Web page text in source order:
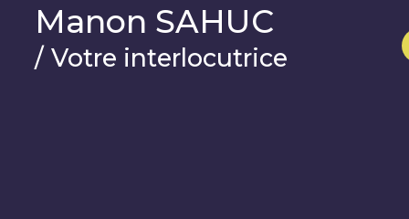
Manon SAHUC
/ Votre interlocutrice